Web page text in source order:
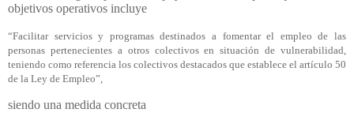
objetivos operativos incluye
“Facilitar servicios y programas destinados a fomentar el empleo de las
personas pertenecientes a otros colectivos en situación de vulnerabilidad,
teniendo como referencia los colectivos destacados que establece el artículo 50
de la Ley de Empleo”,
siendo una medida concreta